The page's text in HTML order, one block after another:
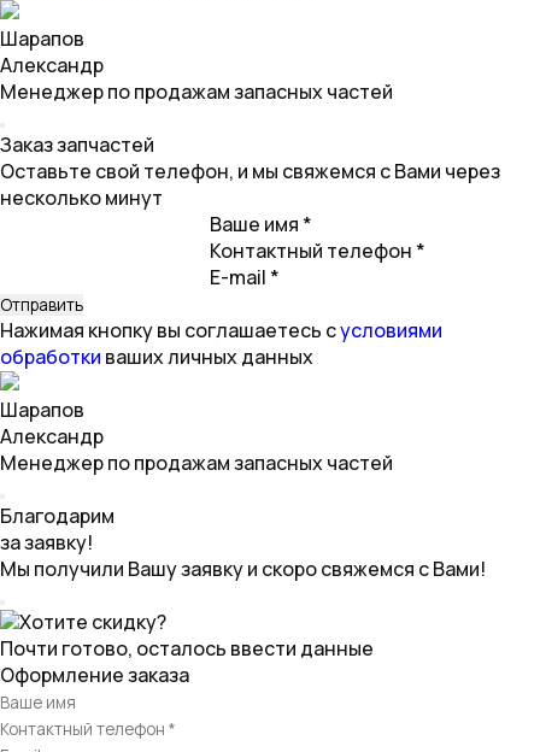
Шарапов
Александр
Менеджер по продажам запасных частей
Заказ запчастей
Оставьте свой телефон, и мы свяжемся с Вами через
несколько минут
Ваше имя *
Контактный телефон *
E-mail *
Нажимая кнопку вы соглашаетесь сусловиями
обработки ваших личных данных
Шарапов
Александр
Менеджер по продажам запасных частей
Благодарим
за заявку!
Мы получили Вашу заявку и скоро свяжемся с Вами!
Хотите скидку?
Почти готово, осталось ввести данные
Оформление заказа